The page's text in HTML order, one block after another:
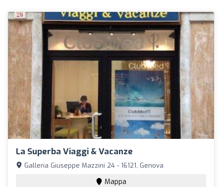
La Superba Viaggi & Vacanze
Galleria Giuseppe Mazzini 24 - 16121, Genova
Mappa